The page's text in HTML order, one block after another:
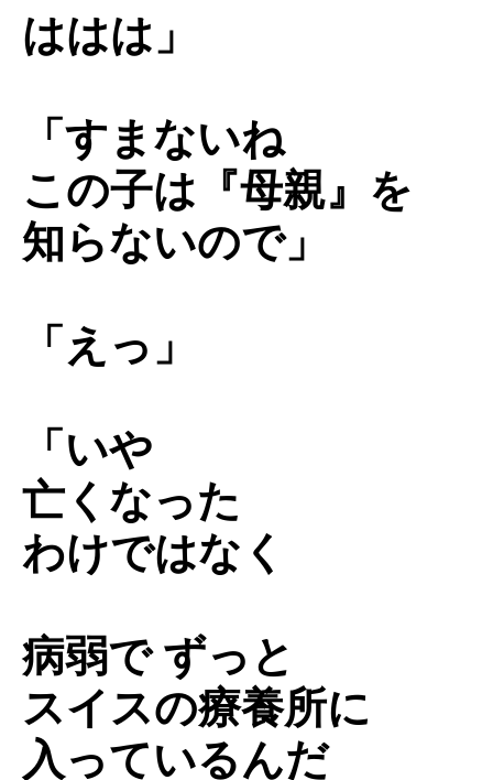
ははは」
「すまないね
この子は『母親』を
知らないので」
「えっ」
「いや
亡くなった
わけではなく
病弱で ずっと
スイスの療養所に
入っているんだ